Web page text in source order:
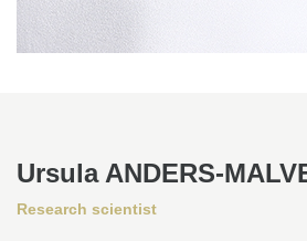
Ursula ANDERS-
Research scientist